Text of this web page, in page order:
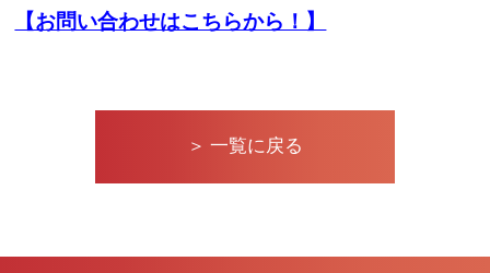
【お問い合わせはこちらから！】
＞ 一覧に戻る